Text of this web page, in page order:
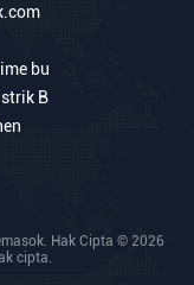
bu
B
Hak Cipta © 2026
cipta.